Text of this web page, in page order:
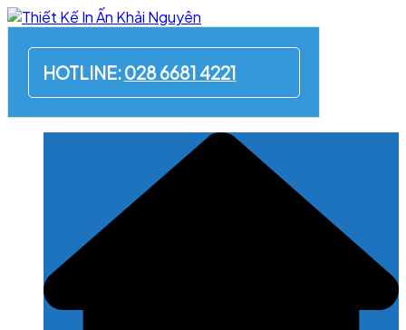
Skip
content
HOTLINE:028 6681 4221